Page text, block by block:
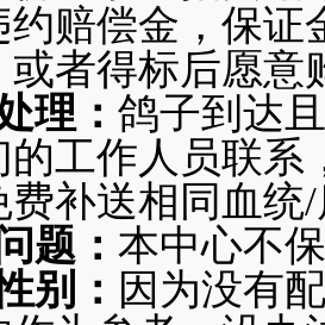
约赔偿金，保证
或者得标后愿意
理： 鸽子到达
的工作人员联系
费补送相同血统
题： 本中心不
别： 因为没有